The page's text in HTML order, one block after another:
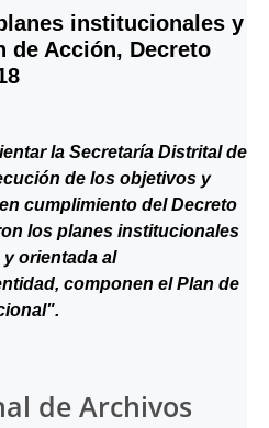
institucionales y
de Acción, Decreto
la Secretaría Distrital de
de los objetivos y
cumplimiento del Decreto
los planes institucionales
orientada al
componen el Plan de
de Archivos